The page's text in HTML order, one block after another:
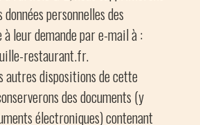
personnelles des
leur demande par e-mail à :
restaurant.fr.
autres dispositions de cette
des documents (y
électroniques) contenant